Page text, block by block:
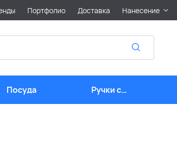
Портфолио Доставка Нанесение
Посуда
Ручки с
логотипом